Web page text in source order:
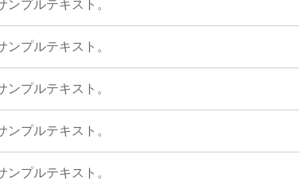
プルテキスト。
プルテキスト。
プルテキスト。
プルテキスト。
プルテキスト。